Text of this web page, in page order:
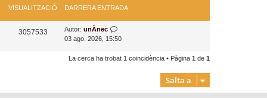
VISUALITZACIÓ DARRERA ENTRADA
3057533V
a
D
a
e
Autor: unÀnec
03 ago. 2026, 15:50
La cerca ha trobat 1 coincidència • Pàgina 1 de 1
Salta a